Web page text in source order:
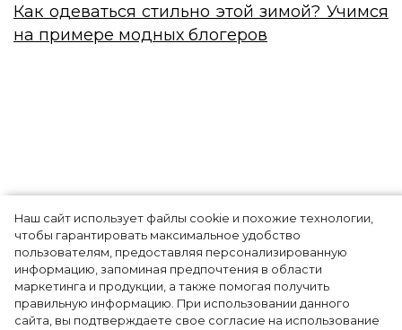
Наш сайт использует файлы cookie и похожие технологии,
чтобы гарантировать максимальное удобство
пользователям, предоставляя персонализированную
информацию, запоминая предпочтения в области
маркетинга и продукции, а также помогая получить
правильную информацию. При использовании данного
сайта, вы подтверждаете свое согласие на использование
Как одеваться стильно этой зимой? Учимся
на примере модных блогеров